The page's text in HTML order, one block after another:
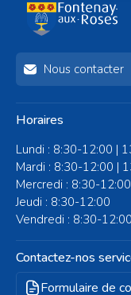
Nous contacter
Horaires
Lundi : 8:30-12:00 |
Mardi : 8:30-12:00 |
Mercredi : 8:30-
Jeudi : 8:30-12:00
Vendredi : 8:30-
Contactez-nos
Formulaire de